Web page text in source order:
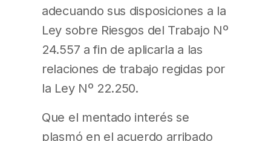
adecuando sus disposiciones a la
Ley sobre Riesgos del Trabajo Nº
24.557 a fin de aplicarla a las
relaciones de trabajo regidas por
la Ley Nº 22.250.
Que el mentado interés se
plasmó en el acuerdo arribado